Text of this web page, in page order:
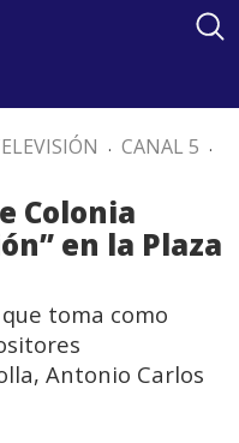
. CANAL 5 .
Colonia
en la Plaza
toma como
Antonio Carlos